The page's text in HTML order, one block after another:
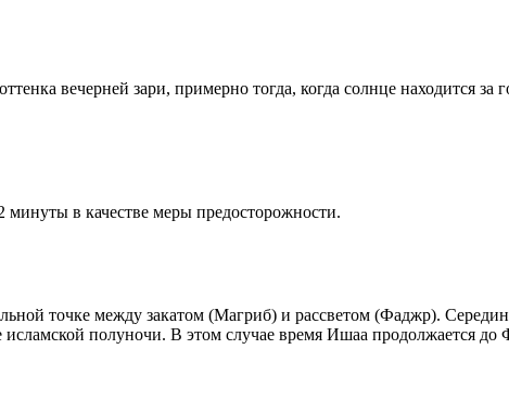
вечерней зари, примерно тогда, когда солнце находится
в качестве меры предосторожности.
точке между закатом (Магриб) и рассветом (Фаджр).
полуночи. В этом случае время Ишаа продолжается до